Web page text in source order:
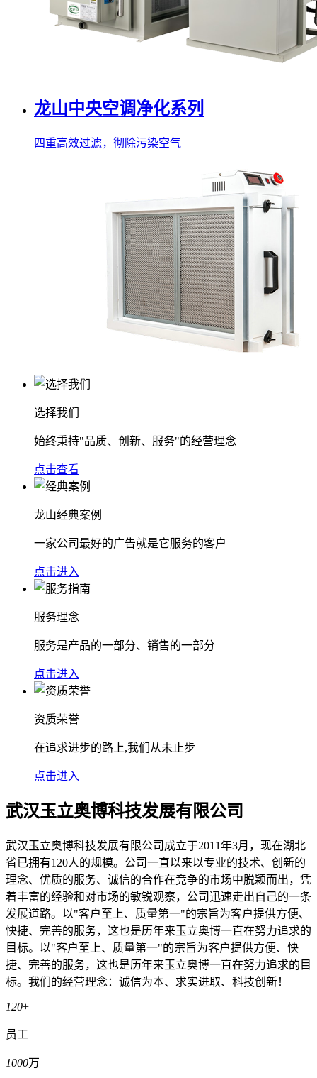
龙山中央空调净化系列
四重高效过滤，彻除污染空气
选择我们
始终秉持"品质、创新、服务"的经营理念
点击查看
龙山经典案例
一家公司最好的广告就是它服务的客户
点击进入
服务理念
服务是产品的一部分、销售的一部分
点击进入
资质荣誉
在追求进步的路上,我们从未止步
点击进入
武汉玉立奥博科技发展有限公司
武汉玉立奥博科技发展有限公司成立于2011年3月，现在湖北
省已拥有120人的规模。公司一直以来以专业的技术、创新的
理念、优质的服务、诚信的合作在竞争的市场中脱颖而出，凭
着丰富的经验和对市场的敏锐观察，公司迅速走出自己的一条
发展道路。以"客户至上、质量第一"的宗旨为客户提供方便、
快捷、完善的服务，这也是历年来玉立奥博一直在努力追求的
目标。以"客户至上、质量第一"的宗旨为客户提供方便、快
捷、完善的服务，这也是历年来玉立奥博一直在努力追求的目
标。我们的经营理念：诚信为本、求实进取、科技创新！
120+
员工
1000万